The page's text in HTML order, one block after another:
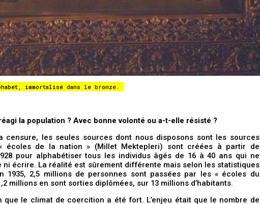
immortalisé dans le bronze.
la population ? Avec bonne volonté ou a-t-elle résisté ?
censure, les seules sources dont nous disposons sont les sources
« écoles de la nation » (Millet Mektepleri) sont créées à partir de
pour alphabétiser tous les individus âgés de 16 à 40 ans qui ne
ni écrire. La réalité est sûrement différente mais selon les statistiques
1935, 2,5 millions de personnes sont passées par les « écoles du
millions en sont sorties diplômées, sur 13 millions d’habitants.
que le climat de coercition a été fort. L’enjeu était que le nombre de